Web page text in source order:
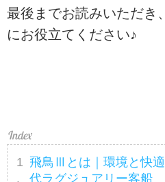
最後までお読みいただき
にお役立てください♪
飛鳥Ⅲとは｜環境と快
代ラグジュアリー客船